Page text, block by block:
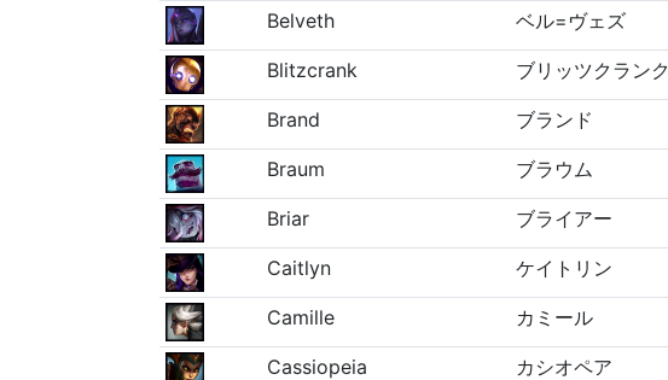
Belveth ベル=ヴェズ
Blitzcrank ブリッツクランク
Brand ブランド
Braum ブラウム
Briar ブライアー
Caitlyn ケイトリン
Camille カミール
Cassiopeia カシオペア